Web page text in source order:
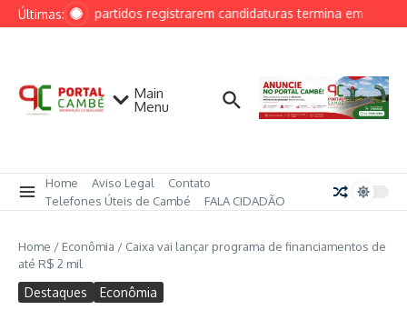
Ir para o conteúdo
Últimas:
Prazo para partidos registrarem candidaturas termina em 15 de
Main
Menu
Home Aviso Legal
Contato
Telefones Úteis de Cambé
FALA CIDADÃO
Home / Econômia / Caixa vai lançar programa de financiamentos de
até R$ 2 mil
Destaques Econômia